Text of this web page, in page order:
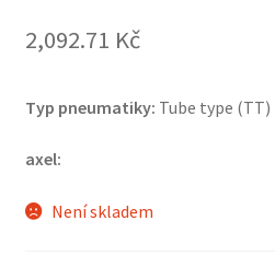
2,092.71 Kč
Typ pneumatiky: Tube type (TT)
axel:
Není skladem